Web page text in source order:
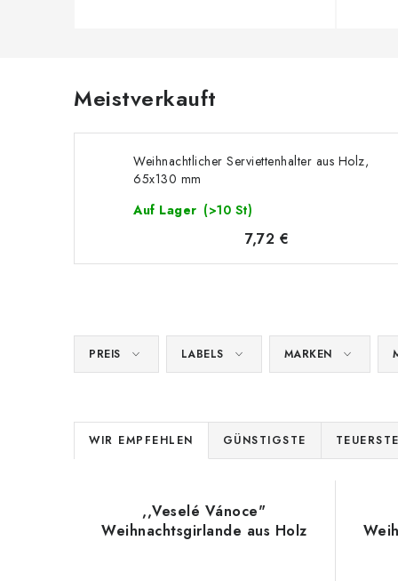
Meistverkauft
Weihnachtlicher Serviettenhalter aus Holz,
65x130 mm
Auf Lager (>10 St)
7,72 €
PREIS LABELS MARKEN
P
r
WIR EMPFEHLEN GÜNSTIGSTE TEUERSTE
,,Veselé Vánoce"
Weihnachtsgirlande aus Holz